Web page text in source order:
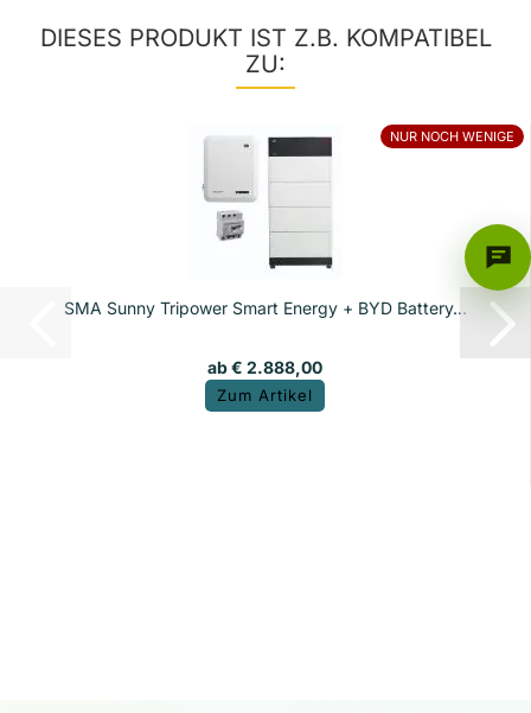
DIESES PRODUKT IST Z.B. KOMPATIBEL
ZU:
NUR NOCH WENIGE
SMA Sunny Tripower Smart Energy + BYD Battery...
ab € 2.888,00
Zum Artikel